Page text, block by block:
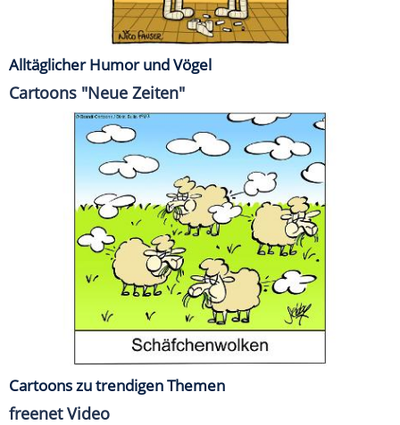
Alltäglicher Humor und Vögel
Cartoons "Neue Zeiten"
Cartoons zu trendigen Themen
freenet Video